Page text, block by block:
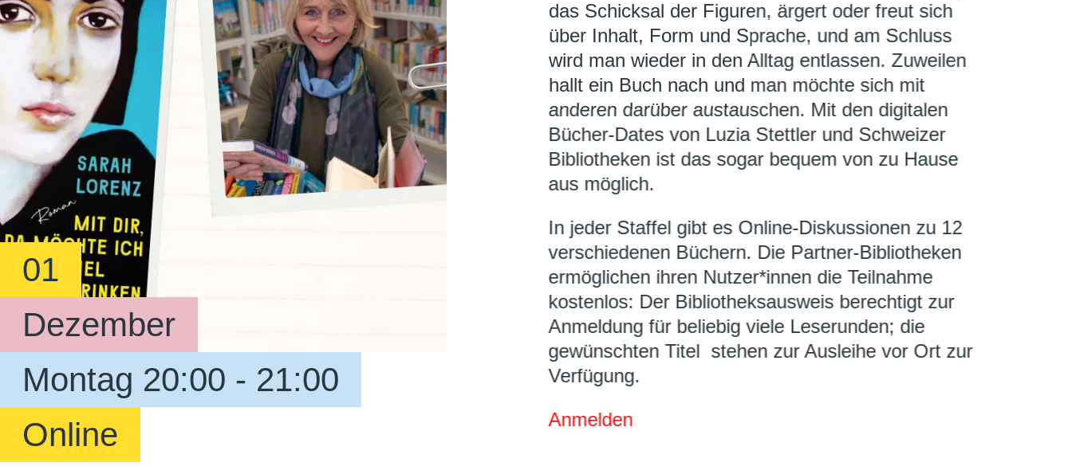
01
Dezember
Montag 20:00 - 21:00
Online
das Schicksal der Figuren, ärgert oder freut sich
über Inhalt, Form und Sprache, und am Schluss
wird man wieder in den Alltag entlassen. Zuweilen
hallt ein Buch nach und man möchte sich mit
anderen darüber austauschen. Mit den digitalen
Bücher-Dates von Luzia Stettler und Schweizer
Bibliotheken ist das sogar bequem von zu Hause
aus möglich.
In jeder Staffel gibt es Online-Diskussionen zu 12
verschiedenen Büchern. Die Partner-Bibliotheken
ermöglichen ihren Nutzer*innen die Teilnahme
kostenlos: Der Bibliotheksausweis berechtigt zur
Anmeldung für beliebig viele Leserunden; die
gewünschten Titel stehen zur Ausleihe vor Ort zur
Verfügung.
Anmelden